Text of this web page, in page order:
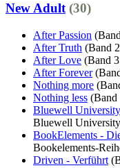
New Adult (30)
After Passion
After Truth (Band
After Love (Band
After Forever
Nothing more
Nothing less (Band
Bluewell
Bluewell
BookElements -
Bookelements-
Driven - Verführt